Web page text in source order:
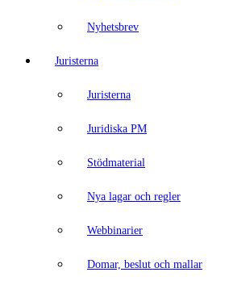
Nyhetsbrev
Juristerna
Juristerna
Juridiska PM
Stödmaterial
Nya lagar och regler
Webbinarier
Domar, beslut och mallar